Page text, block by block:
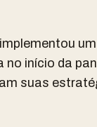
no início da
suas